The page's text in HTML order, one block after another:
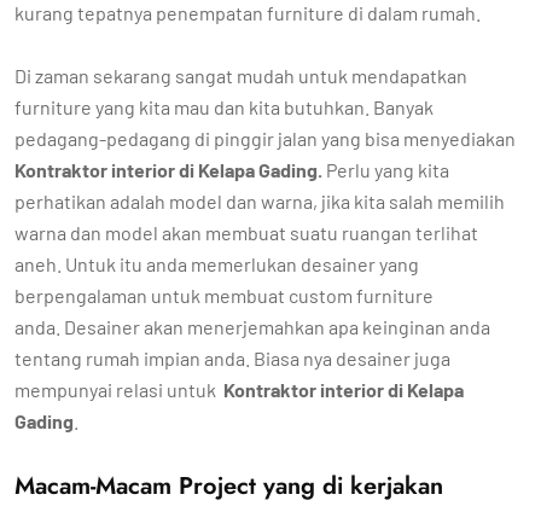
kurang tepatnya penempatan furniture di dalam rumah.
Di zaman sekarang sangat mudah untuk mendapatkan
furniture yang kita mau dan kita butuhkan. Banyak
pedagang-pedagang di pinggir jalan yang bisa menyediakan
Kontraktor interior di Kelapa Gading. Perlu yang kita
perhatikan adalah model dan warna, jika kita salah memilih
warna dan model akan membuat suatu ruangan terlihat
aneh. Untuk itu anda memerlukan desainer yang
berpengalaman untuk membuat custom furniture
anda. Desainer akan menerjemahkan apa keinginan anda
tentang rumah impian anda. Biasa nya desainer juga
mempunyai relasi untuk Kontraktor interior di Kelapa
Gading
Macam-Macam Project yang di kerjakan